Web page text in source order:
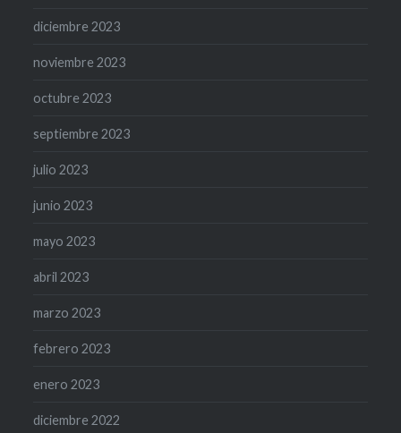
diciembre 2023
noviembre 2023
octubre 2023
septiembre 2023
julio 2023
junio 2023
mayo 2023
abril 2023
marzo 2023
febrero 2023
enero 2023
diciembre 2022